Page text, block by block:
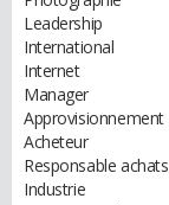
Leadership
International
Internet
Manager
Approvisionnement
Acheteur
Responsable achats
Industrie